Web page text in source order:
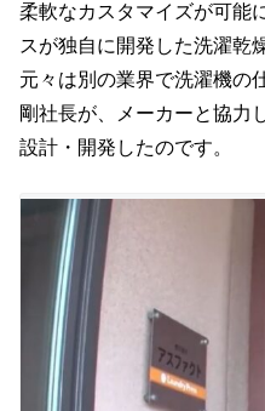
柔軟なカスタマイズが可能
スが独自に開発した洗濯乾
元々は別の業界で洗濯機の
剛社長が、メーカーと協力
設計・開発したのです。